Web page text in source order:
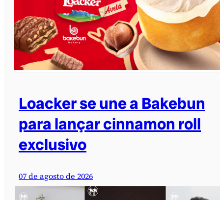
Loacker se une a Bakebun
para lançar cinnamon roll
exclusivo
07 de agosto de 2026